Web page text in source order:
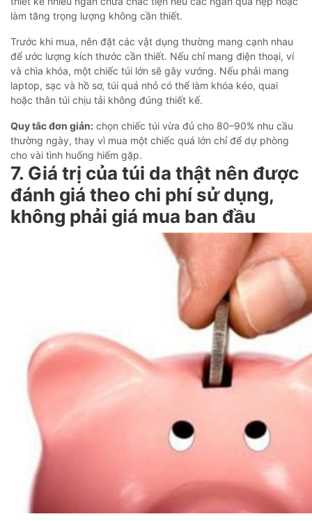
làm tăng trọng lượng không cần thiết.
Trước khi mua, nên đặt các vật dụng thường mang cạnh nhau
để ước lượng kích thước cần thiết. Nếu chỉ mang điện thoại, ví
và chìa khóa, một chiếc túi lớn sẽ gây vướng. Nếu phải mang
laptop, sạc và hồ sơ, túi quá nhỏ có thể làm khóa kéo, quai
hoặc thân túi chịu tải không đúng thiết kế.
Quy tắc đơn giản: chọn chiếc túi vừa đủ cho 80–90% nhu cầu
thường ngày, thay vì mua một chiếc quá lớn chỉ để dự phòng
cho vài tình huống hiếm gặp.
7. Giá trị của túi da thật nên được
đánh giá theo chi phí sử dụng,
không phải giá mua ban đầu